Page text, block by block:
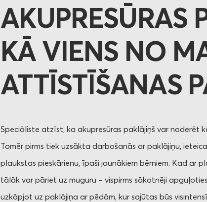
AKUPRESŪRAS
KĀ VIENS NO
ATTĪSTĪŠANAS
Speciāliste atzīst, ka akupresūras paklājiņš var noderēt
Tomēr pirms tiek uzsākta darbošanās ar paklājiņu,
plaukstas pieskārienu, īpaši jaunākiem bērniem. Kad ar
tālāk var pāriet uz muguru – vispirms sākotnēji
uzkāpjot uz paklājiņa ar pēdām, kur sajūtas būs